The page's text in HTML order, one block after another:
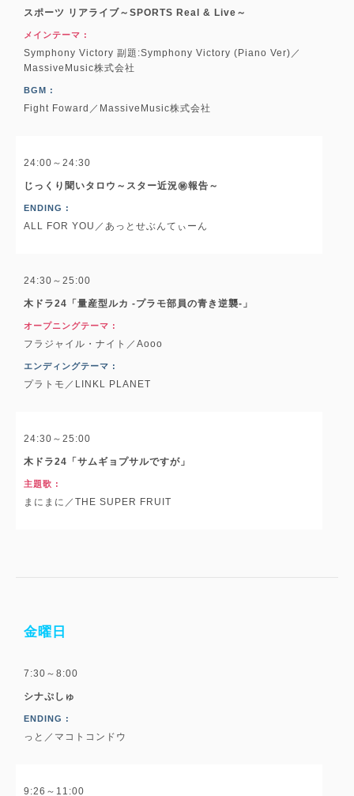
スポーツ リアライブ～SPORTS Real & Live～
メインテーマ :
Symphony Victory 副題:Symphony Victory (Piano Ver)／
MassiveMusic株式会社
BGM :
Fight Foward／MassiveMusic株式会社
24:00～24:30
じっくり聞いタロウ～スター近況㊙報告～
ENDING :
ALL FOR YOU／あっとせぶんてぃーん
24:30～25:00
木ドラ24「量産型ルカ -プラモ部員の青き逆襲-」
オープニングテーマ :
フラジャイル・ナイト／Aooo
エンディングテーマ :
プラトモ／LINKL PLANET
24:30～25:00
木ドラ24「サムギョプサルですが」
主題歌 :
まにまに／THE SUPER FRUIT
金曜日
7:30～8:00
シナぷしゅ
ENDING :
っと／マコトコンドウ
9:26～11:00